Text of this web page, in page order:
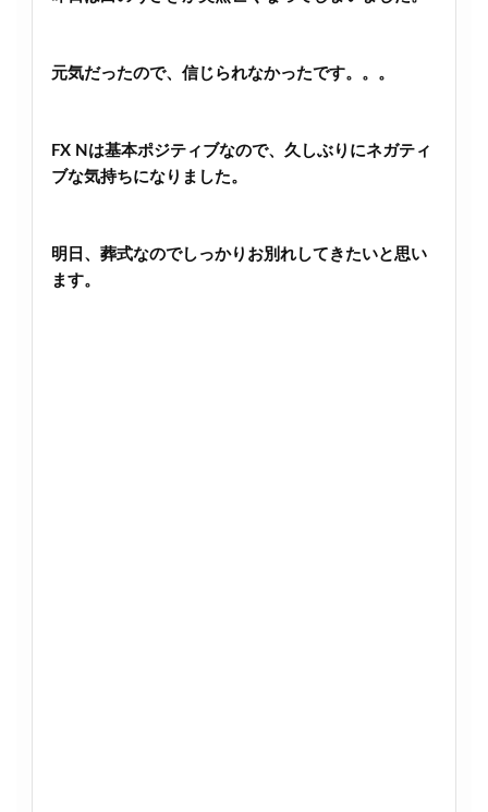
元気だったので、信じられなかったです。。。
FX Nは基本ポジティブなので、久しぶりにネガティ
ブな気持ちになりました。
明日、葬式なのでしっかりお別れしてきたいと思い
ます。